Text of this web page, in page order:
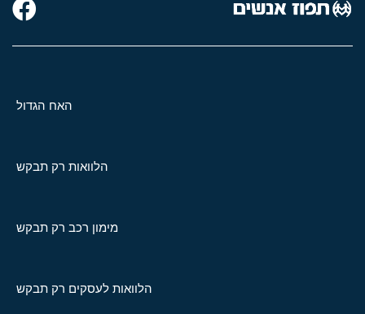
האח הגדול
הלוואות רק תבקש
מימון רכב רק תבקש
הלוואות לעסקים רק תבקש